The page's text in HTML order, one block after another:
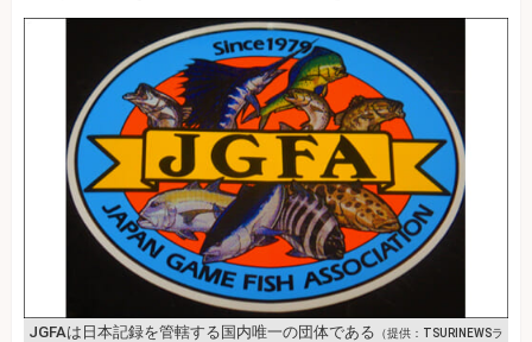
JGFAは日本記録を管轄する国内唯一の団体である （提供：TSURINEWSラ